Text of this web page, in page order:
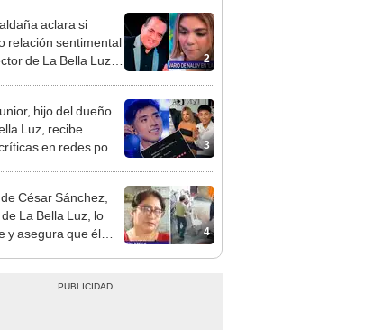
2
aclara si
relación sentimental
de La Bella Luz
3
hijo del dueño
Luz, recibe
en redes por
4
César Sánchez,
La Bella Luz, lo
y asegura que él